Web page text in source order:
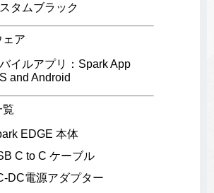
タムブラック
ェア
イルアプリ：Spark App
and Android
覧
EDGE 本体
C to C ケーブル
DC電源アダプター